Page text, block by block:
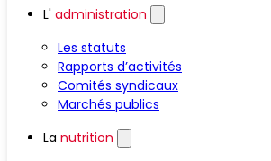
L' administration
Les statuts
Rapports d’activités
Comités syndicaux
Marchés publics
La nutrition